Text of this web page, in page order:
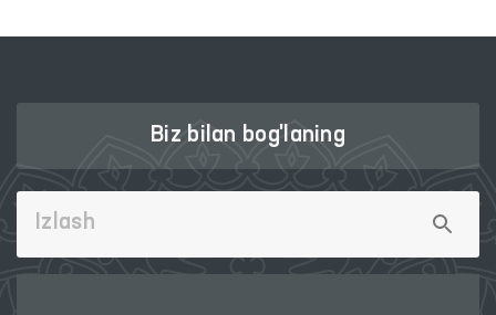
Biz bilan bog'laning